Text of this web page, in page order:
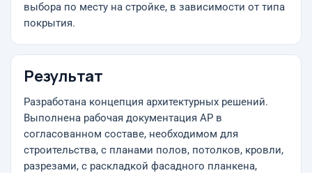
выбора по месту на стройке, в зависимости от типа
покрытия.
Результат
Разработана концепция архитектурных решений.
Выполнена рабочая документация АР в
согласованном составе, необходимом для
строительства, с планами полов, потолков, кровли,
разрезами, с раскладкой фасадного планкена,